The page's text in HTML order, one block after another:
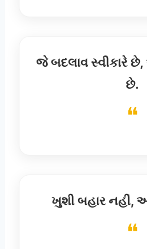
જે બદલાવ સ્વીકારે
છે.
ખુશી બહાર નહીં,